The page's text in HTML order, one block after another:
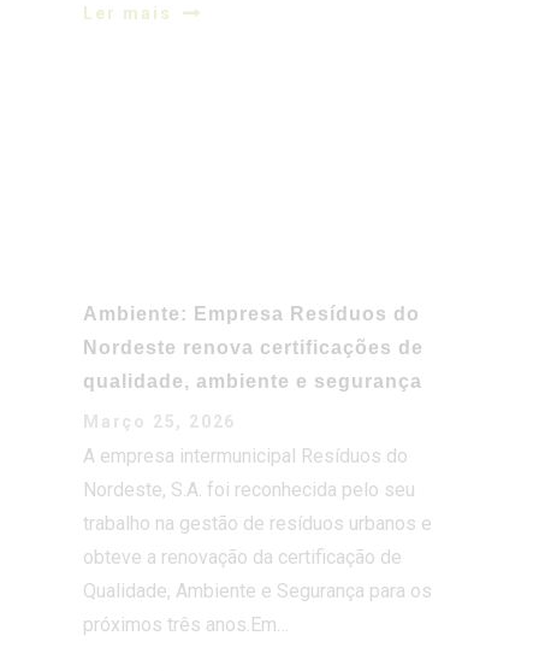
Ler mais
Ambiente: Empresa Resíduos do
Nordeste renova certificações de
qualidade, ambiente e segurança
Março 25, 2026
A empresa intermunicipal Resíduos do
Nordeste, S.A. foi reconhecida pelo seu
trabalho na gestão de resíduos urbanos e
obteve a renovação da certificação de
Qualidade, Ambiente e Segurança para os
próximos três anos.Em…